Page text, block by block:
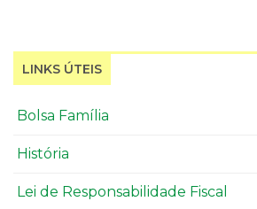
LINKS ÚTEIS
Bolsa Família
História
Lei de Responsabilidade Fiscal